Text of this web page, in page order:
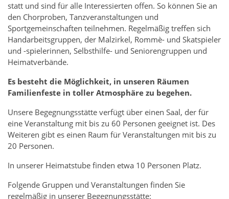
statt und sind für alle Interessierten offen. So können Sie an
den Chorproben, Tanzveranstaltungen und
Sportgemeinschaften teilnehmen. Regelmäßig treffen sich
Handarbeitsgruppen, der Malzirkel, Rommè- und Skatspieler
und -spielerinnen, Selbsthilfe- und Seniorengruppen und
Heimatverbände.
Es besteht die Möglichkeit, in unseren Räumen
Familienfeste in toller Atmosphäre zu begehen.
Unsere Begegnungsstätte verfügt über einen Saal, der für
eine Veranstaltung mit bis zu 60 Personen geeignet ist. Des
Weiteren gibt es einen Raum für Veranstaltungen mit bis zu
20 Personen.
In unserer Heimatstube finden etwa 10 Personen Platz.
Folgende Gruppen und Veranstaltungen finden Sie
regelmäßig in unserer Begegnungsstätte: